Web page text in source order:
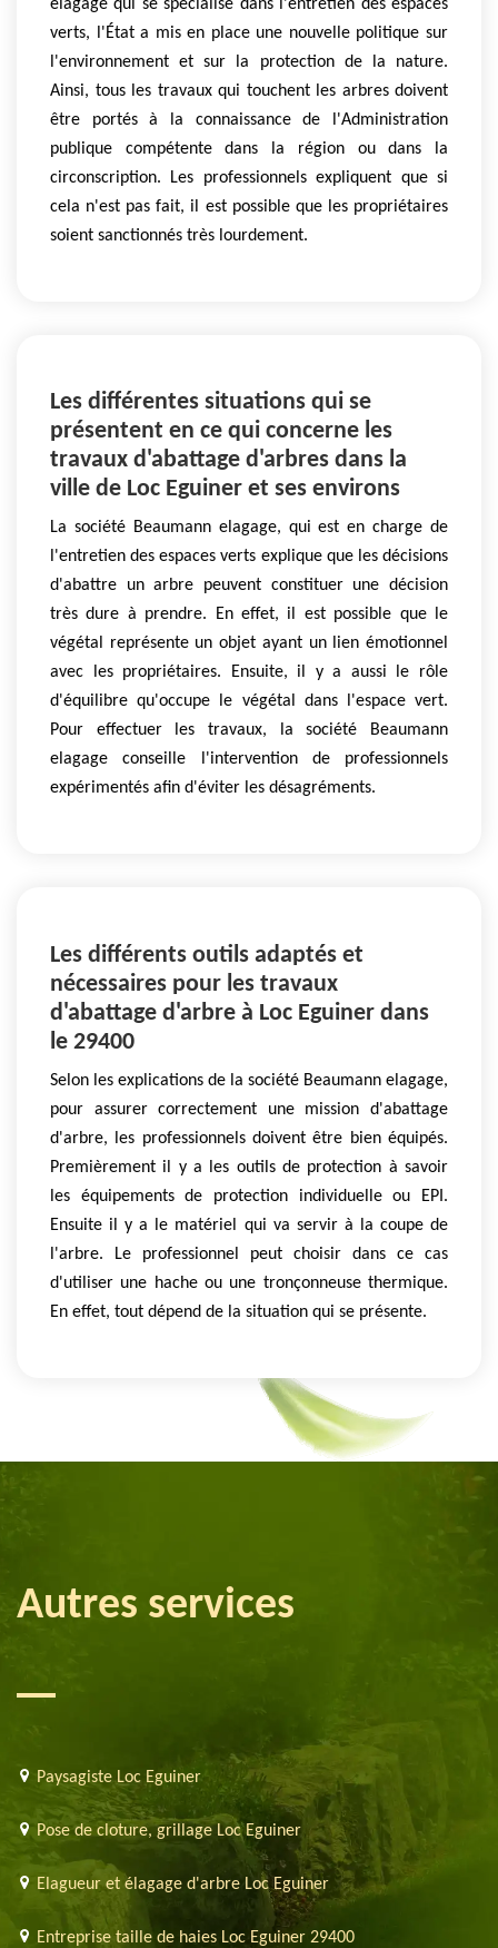
elagage qui se spécialise dans l'entretien des espaces
verts, l'État a mis en place une nouvelle politique sur
l'environnement et sur la protection de la nature.
Ainsi, tous les travaux qui touchent les arbres doivent
être portés à la connaissance de l'Administration
publique compétente dans la région ou dans la
circonscription. Les professionnels expliquent que si
cela n'est pas fait, il est possible que les propriétaires
soient sanctionnés très lourdement.
Les différentes situations qui se
présentent en ce qui concerne les
travaux d'abattage d'arbres dans la
ville de Loc Eguiner et ses environs
La société Beaumann elagage, qui est en charge de
l'entretien des espaces verts explique que les décisions
d'abattre un arbre peuvent constituer une décision
très dure à prendre. En effet, il est possible que le
végétal représente un objet ayant un lien émotionnel
avec les propriétaires. Ensuite, il y a aussi le rôle
d'équilibre qu'occupe le végétal dans l'espace vert.
Pour effectuer les travaux, la société Beaumann
elagage conseille l'intervention de professionnels
expérimentés afin d'éviter les désagréments.
Les différents outils adaptés et
nécessaires pour les travaux
d'abattage d'arbre à Loc Eguiner dans
le 29400
Selon les explications de la société Beaumann elagage,
pour assurer correctement une mission d'abattage
d'arbre, les professionnels doivent être bien équipés.
Premièrement il y a les outils de protection à savoir
les équipements de protection individuelle ou EPI.
Ensuite il y a le matériel qui va servir à la coupe de
l'arbre. Le professionnel peut choisir dans ce cas
d'utiliser une hache ou une tronçonneuse thermique.
En effet, tout dépend de la situation qui se présente.
Autres services
Paysagiste Loc Eguiner
Pose de cloture, grillage Loc Eguiner
Elagueur et élagage d'arbre Loc Eguiner
Entreprise taille de haies Loc Eguiner 29400